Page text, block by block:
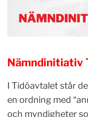
Nämndinitiativ
I Tidöavtalet står
en ordning med
och myndigheter